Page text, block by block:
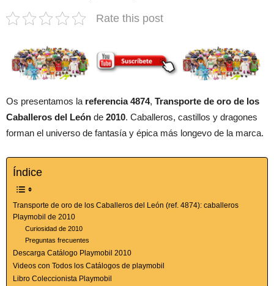
Rate this post
Os presentamos la referencia 4874, Transporte de oro de los
Caballeros del León de 2010. Caballeros, castillos y dragones
forman el universo de fantasía y épica más longevo de la marca.
Índice
Transporte de oro de los Caballeros del León (ref. 4874): caballeros
Playmobil de 2010
Curiosidad de 2010
Preguntas frecuentes
Descarga Catálogo Playmobil 2010
Videos con Todos los Catálogos de playmobil
Libro Coleccionista Playmobil